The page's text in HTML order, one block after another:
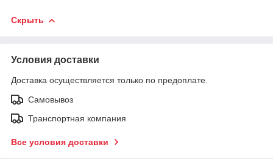
Скрыть
Условия доставки
Доставка осуществляется только по предоплате.
Самовывоз
Транспортная компания
Все условия доставки